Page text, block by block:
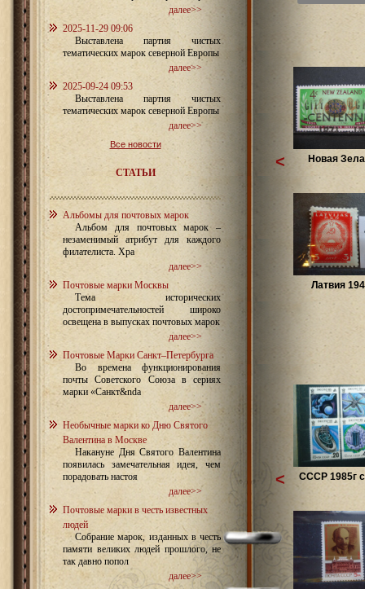
далее>>
2025-11-29 09:06
Выставлена партия чистых
тематических марок северной Европы
далее>>
2025-09-24 09:53
Выставлена партия чистых
тематических марок северной Европы
далее>>
Все новости
СТАТЬИ
Альбомы для почтовых марок
Альбом для почтовых марок –
незаменимый атрибут для каждого
филателиста. Хра
далее>>
Почтовые марки Москвы
Тема исторических
достопримечательностей широко
освещена в выпусках почтовых марок
далее>>
Почтовые Марки Санкт–Петербурга
Во времена функционирования
почты Советского Союза в сериях
марки «Санкт&nda
далее>>
Необычные марки ко Дню Святого
Валентина в Москве
Накануне Дня Святого Валентина
появилась замечательная идея, чем
порадовать настоя
далее>>
Почтовые марки в честь известных
людей
Собрание марок, изданных в честь
памяти великих людей прошлого, не
так давно попол
далее>>
Новая
Латвия
<
СССР 1985г
<